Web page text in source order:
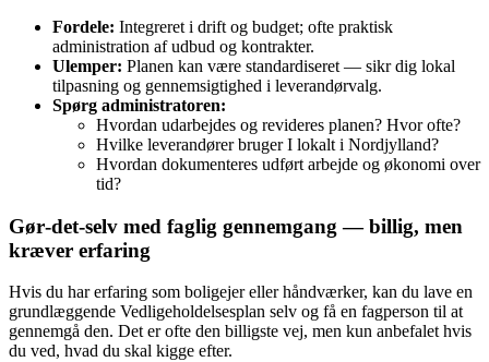
Fordele: Integreret i drift og budget; ofte praktisk
administration af udbud og kontrakter.
Ulemper: Planen kan være standardiseret — sikr dig lokal
tilpasning og gennemsigtighed i leverandørvalg.
Spørg administratoren:
Hvordan udarbejdes og revideres planen? Hvor ofte?
Hvilke leverandører bruger I lokalt i Nordjylland?
Hvordan dokumenteres udført arbejde og økonomi over
tid?
Gør‑det‑selv med faglig gennemgang — billig, men
kræver erfaring
Hvis du har erfaring som boligejer eller håndværker, kan du lave en
grundlæggende Vedligeholdelsesplan selv og få en fagperson til at
gennemgå den. Det er ofte den billigste vej, men kun anbefalet hvis
du ved, hvad du skal kigge efter.